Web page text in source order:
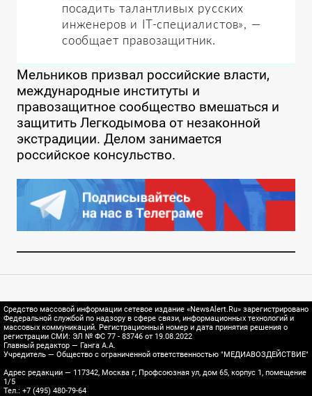
посадить талантливых русских
инженеров и IT-специалистов», —
сообщает правозащитник.
Мельников призвал российские власти,
международные институты и
правозащитное сообщество вмешаться и
защитить Легкодымова от незаконной
экстрадиции. Делом занимается
российское консульство.
Средство массовой информации сетевое издание «NewsAlert.Ru» зарегистрировано
Федеральной службой по надзору в сфере связи, информационных технологий и
массовых коммуникаций. Регистрационный номер и дата принятия решения о
регистрации СМИ: ЭЛ № ФС 77 - 83746 от 19.08.2022
Главный редактор — Ганга А.А.
Учредитель — Общество с ограниченной ответственностью "МЕДИАВОЗДЕЙСТВИЕ"
Адрес редакции — 117342, Москва г, Профсоюзная ул, дом 65, корпус 1, помещение
1/5
Тел.: +7 (495) 480-79-64